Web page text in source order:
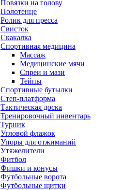
Повязки на голову
Полотенце
Ролик для пресса
Свисток
Скакалка
Спортивная медицина
Массаж
Медицинские мячи
Спреи и мази
Тейпы
Спортивные бутылки
Степ-платформа
Тактическая доска
Тренировочный инвентарь
Турник
Угловой флажок
Упоры для отжиманий
Утяжелители
Фитбол
Фишки и конусы
Футбольные ворота
Футбольные щитки